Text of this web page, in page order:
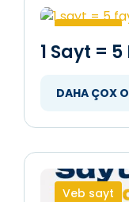
Veb sayt
1 Sayt =
DAHA ÇOX
Veb sayt